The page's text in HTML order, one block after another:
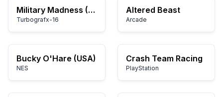
Military Madness (USA)
Turbografx-16
Altered Beast
Arcade
Bucky O'Hare (USA)
NES
Crash Team Racing
PlayStation